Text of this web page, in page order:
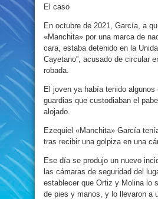
El caso
En octubre de 2021, García, a
«Manchita» por una marca de
cara, estaba detenido en la
Cayetano”, acusado de circular
robada.
El joven ya había tenido
guardias que custodiaban el
alojado.
Ezequiel «Manchita» García
tras recibir una golpiza en una
Ese día se produjo un nuevo
las cámaras de seguridad del
establecer que Ortiz y Molina lo
de pies y manos, y lo llevaron a